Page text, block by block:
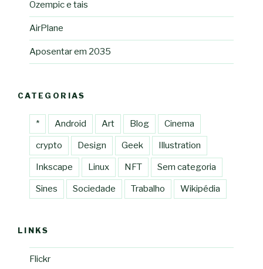
Ozempic e tais
AirPlane
Aposentar em 2035
CATEGORIAS
* Android Art Blog Cinema
crypto Design Geek Illustration
Inkscape Linux NFT Sem categoria
Sines Sociedade Trabalho Wikipédia
LINKS
Flickr